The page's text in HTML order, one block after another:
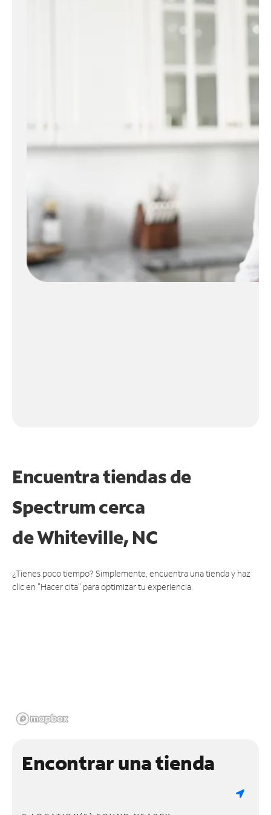
Encuentra tiendas de
Spectrum cerca
deWhiteville, NC
¿Tienes poco tiempo? Simplemente, encuentra una tienda y haz
clic en "Hacer cita" para optimizar tu experiencia.
Encontrar una tienda